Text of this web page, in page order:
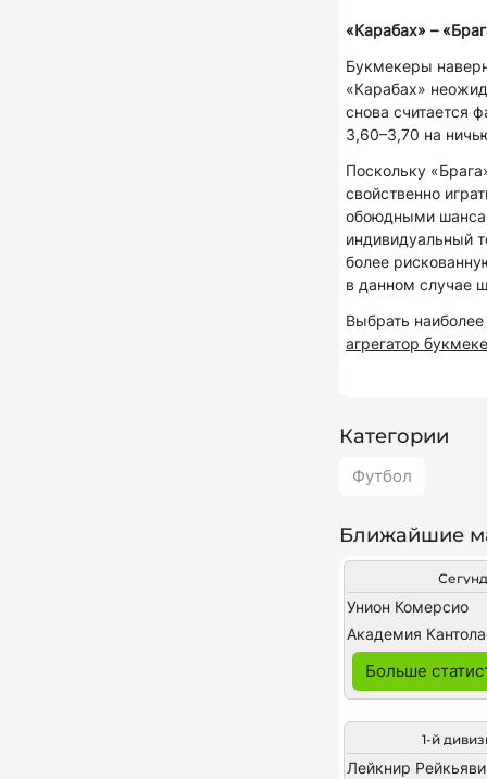
«Карабах» –
Букмекеры
«Карабах»
снова считается
3,60–3,70 на
Поскольку
свойственно
обоюдными
индивидуальный
более
в данном случае
Выбрать
агрегатор
Категории
Футбол
Ближайшие
Унион Комерсио
Академия
Больше
1-й
Лейкнир